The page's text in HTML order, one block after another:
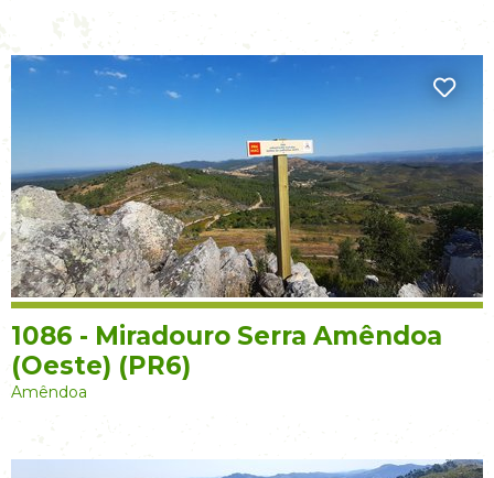
1086 - Miradouro Serra Amêndoa
(Oeste) (PR6)
Amêndoa